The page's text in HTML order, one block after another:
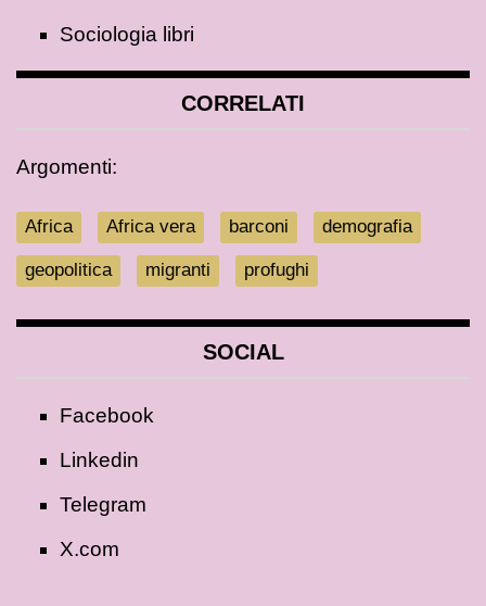
Sociologia libri
CORRELATI
Argomenti:
Africa Africa vera barconi demografia
geopolitica migranti profughi
SOCIAL
Facebook
Linkedin
Telegram
X.com